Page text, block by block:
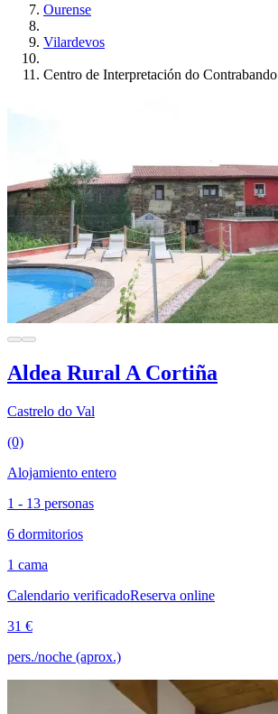
Ourense
Vilardevos
Centro de Interpretación do Contrabando
Aldea Rural A Cortiña
Castrelo do Val
(0)
Alojamiento entero
1 - 13 personas
6 dormitorios
1 cama
Calendario verificadoReserva online
31 €
pers./noche (aprox.)